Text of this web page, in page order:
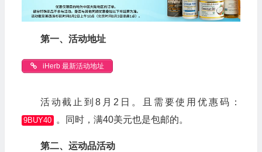
第一、活动地址
iHerb 最新活动地址
活动截止到8月2日。且需要使用优惠码：
9BUY40 。同时，满40美元也是包邮的。
第二、运动品活动